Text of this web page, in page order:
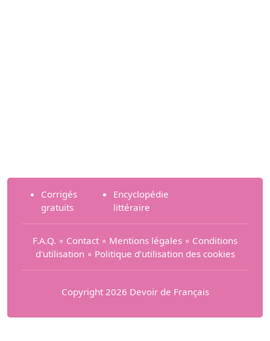
Corrigés
gratuits
Encyclopédie
littéraire
F.A.Q. ∘ Contact ∘ Mentions légales ∘ Conditions
d'utilisation ∘ Politique d’utilisation des cookies
Copyright 2026 Devoir de Français